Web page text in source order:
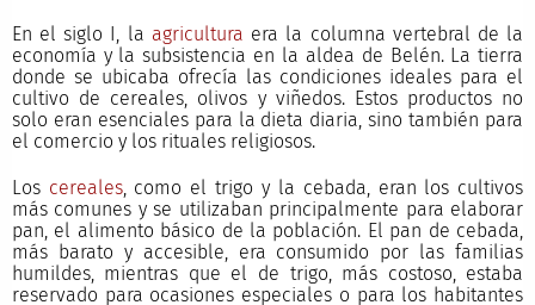
En el siglo I, la agricultura era la columna vertebral de la
economía y la subsistencia en la aldea de Belén. La tierra
donde se ubicaba ofrecía las condiciones ideales para el
cultivo de cereales, olivos y viñedos. Estos productos no
solo eran esenciales para la dieta diaria, sino también para
el comercio y los rituales religiosos.
Los cereales, como el trigo y la cebada, eran los cultivos
más comunes y se utilizaban principalmente para elaborar
pan, el alimento básico de la población. El pan de cebada,
más barato y accesible, era consumido por las familias
humildes, mientras que el de trigo, más costoso, estaba
reservado para ocasiones especiales o para los habitantes